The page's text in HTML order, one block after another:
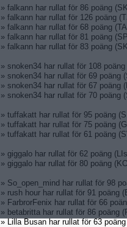
» falkann har rullat för 86 poäng
» falkann har rullat för 126 poäng
» falkann har rullat för 68 poäng
» falkann har rullat för 81 poäng
» falkann har rullat för 83 poäng
» snoken34 har rullat för 108
» snoken34 har rullat för 69 poäng
» snoken34 har rullat för 67 poäng
» snoken34 har rullat för 70 poäng
» tuffakatt har rullat för 95 poäng
» tuffakatt har rullat för 75 poäng
» tuffakatt har rullat för 61 poäng
» giggalo har rullat för 62 poäng
» giggalo har rullat för 80 poäng
» So_open_mind har rullat för 98
» rush hour har rullat för 91 poäng
» FarbrorFenix har rullat för 66
» betabritta har rullat för 86 poäng
» Lilla Busan har rullat för 63